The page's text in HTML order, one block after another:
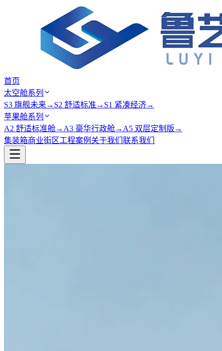
首页
太空舱系列
S3 旗舰未来→ S2 舒适标准 → S1 紧凑经济→
苹果舱系列
A2 舒适标准舱→ A3 豪华行政舱→ A5 双层定制版 →
集装箱商业街区工程案例 关于我们 联系我们